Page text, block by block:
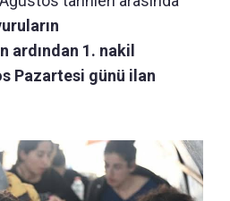
1. nakil
Pazartesi günü ilan